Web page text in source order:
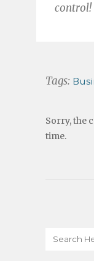
control!
Tags:
Sorry, the
time.